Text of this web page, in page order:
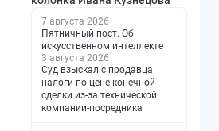
7 августа 2026
Пятничный пост. Об
искусственном интеллекте
3 августа 2026
Суд взыскал с продавца
налоги по цене конечной
сделки из-за технической
компании-посредника